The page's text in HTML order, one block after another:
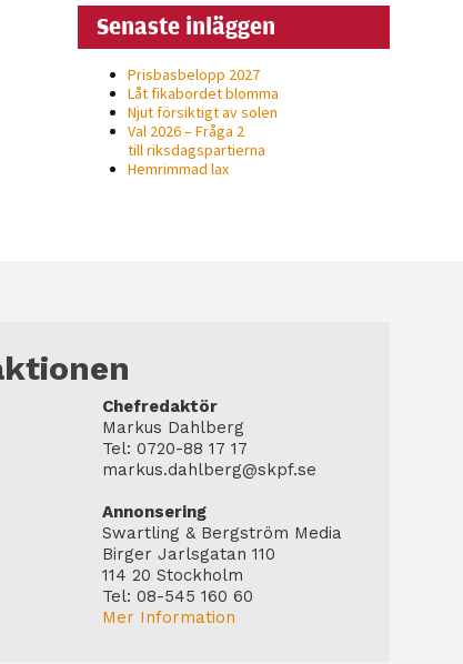
Senaste inläggen
Prisbasbelopp 2027
Låt fikabordet blomma
Njut försiktigt av solen
Val 2026 – Fråga 2
till riksdagspartierna
Hemrimmad lax
Chefredaktör
Markus Dahlberg
Tel: 0720-88 17 17
markus.dahlberg@skpf.se
Annonsering
Swartling & Bergström Media
Birger Jarlsgatan 110
114 20 Stockholm
Tel: 08-545 160 60
Mer Information